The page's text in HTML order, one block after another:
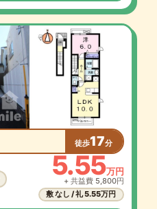
徒歩17分
5.55万円
+ 共益費 5,800円
敷 なし / 礼 5.55万円